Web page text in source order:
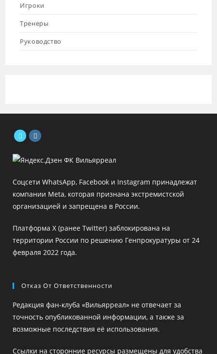
Игроки
Тренеры
Руководство
в
вкладке
в
вкладке
Соцсети WhatsApp, Facebook и Instagram принадлежат
компании Meta, которая признана экстремистской
организацией и запрещена в России.
Платформа X (ранее Twitter) заблокирована на
территории России по решению Генпрокуратуры от 24
февраля 2022 года.
Отказ От Ответственности
Редакция фан-клуба «Вильярреал» не отвечает за
точность опубликованной информации, а также за
возможные последствия её использования.
Ссылки на сторонние ресурсы размещены для удобства